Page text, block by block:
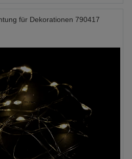
für Dekorationen 790417